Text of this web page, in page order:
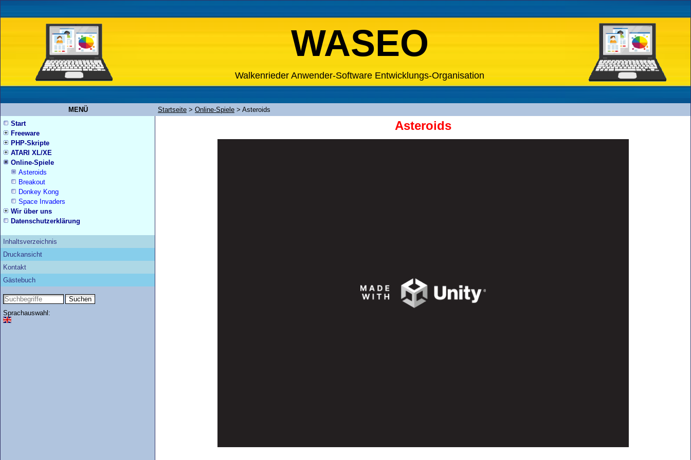
WASEO
Walkenrieder Anwender-Software Entwicklungs-Organisation
MENÜ Startseite > Online-Spiele > Asteroids
Start
Freeware
PHP-Skripte
ATARI XL/XE
Online-Spiele
Asteroids
Breakout
Donkey Kong
Space Invaders
Wir über uns
Datenschutzerklärung
Inhaltsverzeichnis
Druckansicht
Kontakt
Gästebuch
Sprachauswahl:
Asteroids